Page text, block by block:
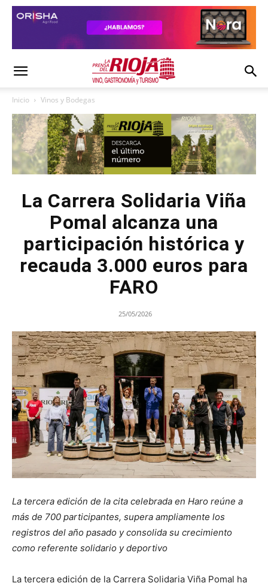
Inicio Vinos y Bodegas
La Carrera Solidaria Viña
Pomal alcanza una
participación histórica y
recauda 3.000 euros para
FARO
25/05/2026
La tercera edición de la cita celebrada en Haro reúne a
más de 700 participantes, supera ampliamente los
registros del año pasado y consolida su crecimiento
como referente solidario y deportivo
La tercera edición de la Carrera Solidaria Viña Pomal ha